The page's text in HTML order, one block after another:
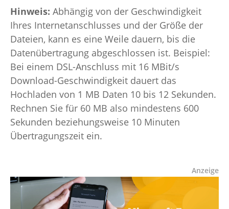
Hinweis: Abhängig von der Geschwindigkeit
Ihres Internetanschlusses und der Größe der
Dateien, kann es eine Weile dauern, bis die
Datenübertragung abgeschlossen ist. Beispiel:
Bei einem DSL-Anschluss mit 16 MBit/s
Download-Geschwindigkeit dauert das
Hochladen von 1 MB Daten 10 bis 12 Sekunden.
Rechnen Sie für 60 MB also mindestens 600
Sekunden beziehungsweise 10 Minuten
Übertragungszeit ein.